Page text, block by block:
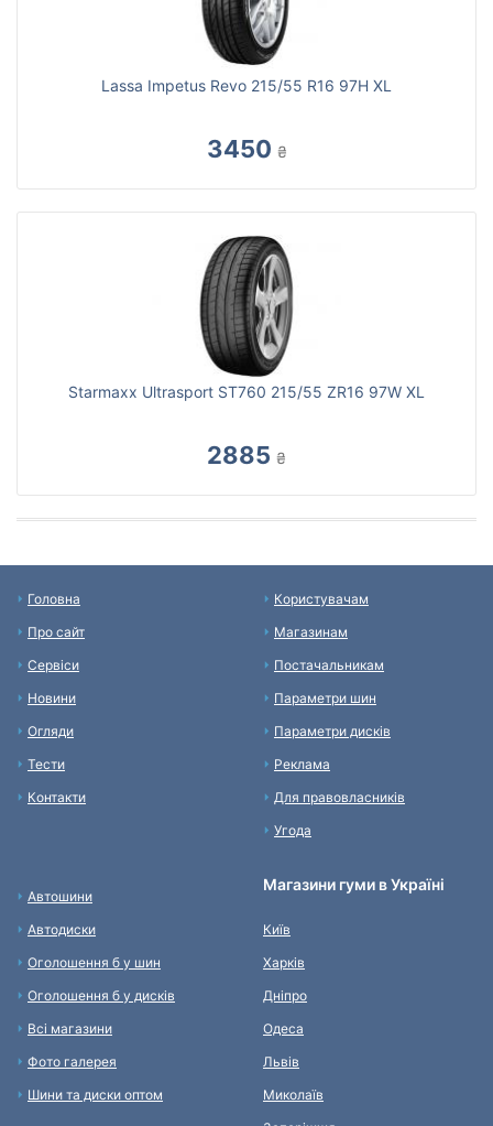
Lassa Impetus Revo 215/55 R16 97H XL
3450 ₴
Starmaxx Ultrasport ST760 215/55 ZR16 97W XL
2885 ₴
Головна
Про сайт
Сервіси
Новини
Огляди
Тести
Контакти
Користувачам
Магазинам
Постачальникам
Параметри шин
Параметри дисків
Реклама
Для правовласників
Угода
Автошини
Автодиски
Оголошення б у шин
Оголошення б у дисків
Всі магазини
Фото галерея
Шини та диски оптом
Магазини гуми в Україні
Київ
Харків
Дніпро
Одеса
Львів
Миколаїв